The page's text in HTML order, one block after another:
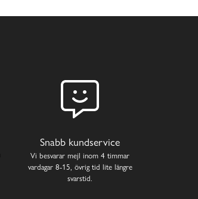
Snabb kundservice
Vi besvarar mejl inom 4 timmar
vardagar 8-15, övrig tid lite längre
svarstid.